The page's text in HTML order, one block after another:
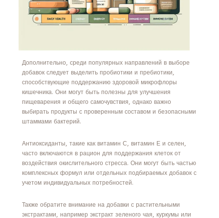
Дополнительно, среди популярных направлений в выборе
добавок следует выделить пробиотики и пребиотики,
способствующие поддержанию здоровой микрофлоры
кишечника. Они могут быть полезны для улучшения
пищеварения и общего самочувствия, однако важно
выбирать продукты с проверенным составом и безопасными
штаммами бактерий.
Антиоксиданты, такие как витамин С, витамин Е и селен,
часто включаются в рацион для поддержания клеток от
воздействия окислительного стресса. Они могут быть частью
комплексных формул или отдельных подбираемых добавок с
учетом индивидуальных потребностей.
Также обратите внимание на добавки с растительными
экстрактами, например экстракт зеленого чая, куркумы или